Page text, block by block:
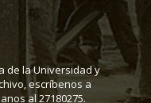
de la Universidad y
escríbenos a
al 27180275.